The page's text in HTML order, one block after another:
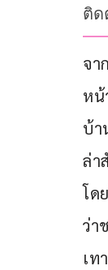
ติด
จา
หน้
บ้า
ล่า
โด
ว่า
เท